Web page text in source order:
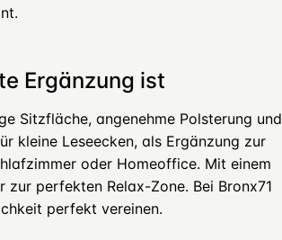
Ergänzung ist
Sitzfläche, angenehme Polsterung und
kleine Leseecken, als Ergänzung zur
oder Homeoffice. Mit einem
perfekten Relax-Zone. Bei Bronx71
perfekt vereinen.